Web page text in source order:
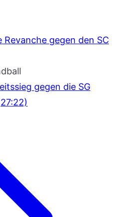
gegen den SC
gegen die SG